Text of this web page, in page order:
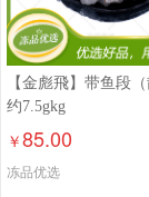
【金彪飛】带鱼段（
约7.5gkg
￥85.00
冻品优选